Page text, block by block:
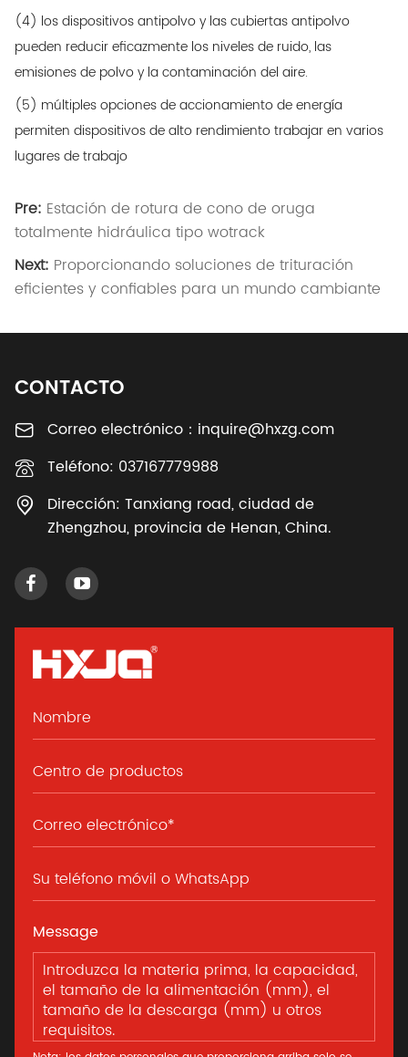
(4) los dispositivos antipolvo y las cubiertas antipolvo
pueden reducir eficazmente los niveles de ruido, las
emisiones de polvo y la contaminación del aire.
(5) múltiples opciones de accionamiento de energía
permiten dispositivos de alto rendimiento trabajar en varios
lugares de trabajo
Pre: Estación de rotura de cono de oruga
totalmente hidráulica tipo wotrack
Next: Proporcionando soluciones de trituración
eficientes y confiables para un mundo cambiante
CONTACTO
Correo electrónico： inquire@hxzg.com
Teléfono: 037167779988
Dirección: Tanxiang road, ciudad de
Zhengzhou, provincia de Henan, China.
Message